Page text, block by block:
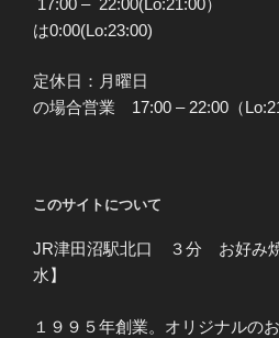
は0:00(Lo:23:00)
定休日：月
の場合営業 17:00 – 22:00（
このサイトについて
JR津田沼駅北口 ３分 お好み
水】
１９９５年創業。オリジナルの